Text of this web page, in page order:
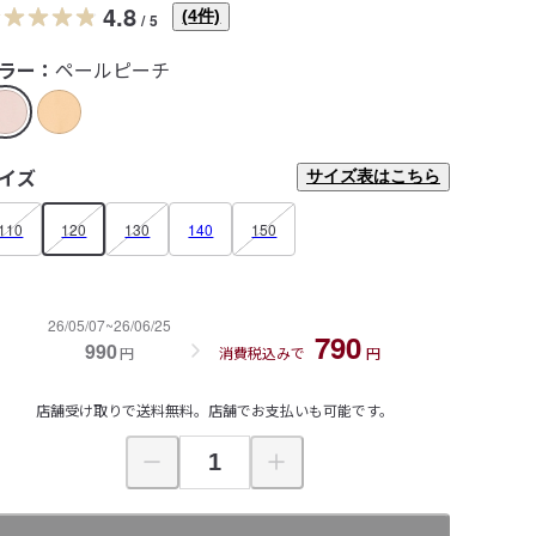
4.8 / 5 (4件)
ー：ペールピーチ
ズ サイズ表はこちら
120 130 140 150
26/05/07~26/06/25
990円 消費税込みで 790 円
店舗受け取りで送料無料。店舗でお支払いも可能です。